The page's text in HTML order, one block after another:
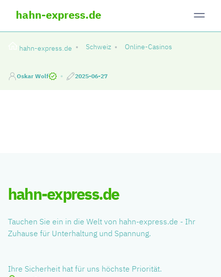
hahn-express.de
hahn-express.de Schweiz Online-Casinos
Oskar Wolf 2025-06-27
hahn-express.de
Tauchen Sie ein in die Welt von hahn-express.de - Ihr
Zuhause für Unterhaltung und Spannung.
Ihre Sicherheit hat für uns höchste Priorität.